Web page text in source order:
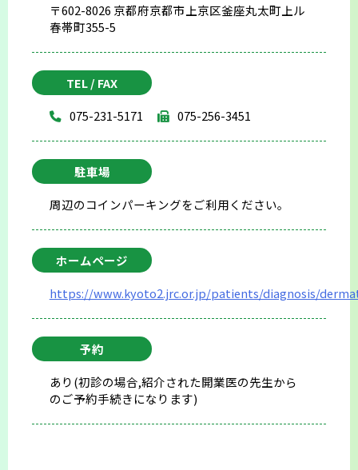
〒602-8026 京都府京都市上京区釜座丸太町上ル
春帯町355-5
TEL / FAX
075-231-5171
075-256-3451
駐車場
周辺のコインパーキングをご利用ください。
ホームページ
https://www.kyoto2.jrc.or.jp/patients/diagnosis/
予約
あり(初診の場合,紹介された開業医の先生から
のご予約手続きになります)